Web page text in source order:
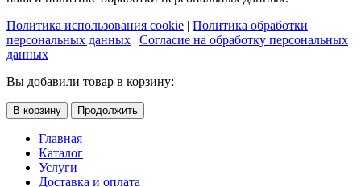
Политика использования cookie | Политика обработки
персональных данных | Согласие на обработку персональных
данных
Вы добавили товар в корзину:
В корзину Продолжить
Главная
Каталог
Услуги
Доставка и оплата